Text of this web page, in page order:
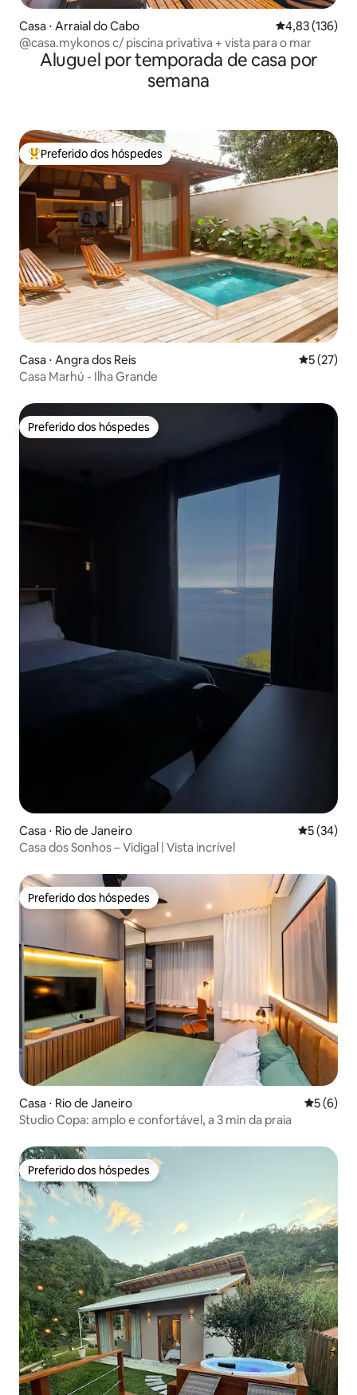
Casa ⋅ Arraial do Cabo 4,83 de uma
4,83 (136)
@casa.mykonos c/ piscina privativa + vista para o mar
Aluguel por temporada de casa por
semana
Entre os melhores preferidos dos hóspedes
Preferido dos hóspedes
Casa ⋅ Angra dos Reis 5 de uma
5 (27)
Casa Marhú - Ilha Grande
Preferido dos hóspedes
Preferido dos hóspedes
Casa ⋅ Rio de Janeiro 5 de uma
5 (34)
Casa dos Sonhos – Vidigal | Vista incrível
Preferido dos hóspedes
Preferido dos hóspedes
Casa ⋅ Rio de Janeiro 5 de
5 (6)
Studio Copa: amplo e confortável, a 3 min da praia
Preferido dos hóspedes
Preferido dos hóspedes